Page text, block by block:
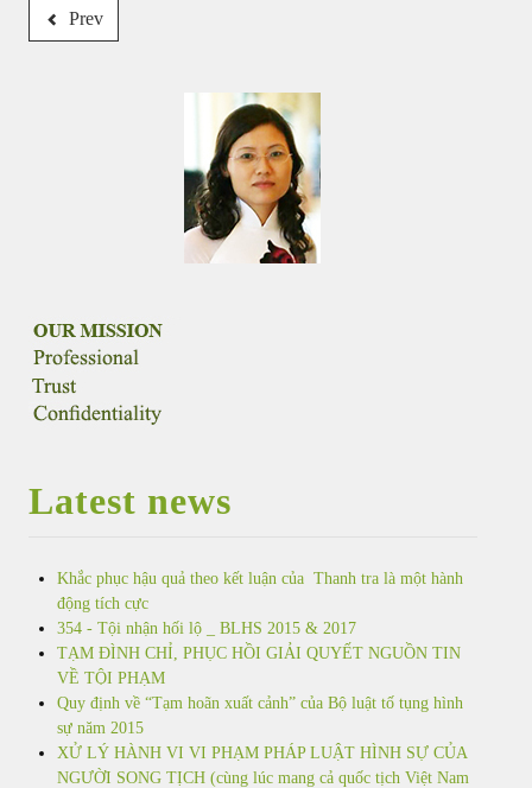
Prev
Latest news
Khắc phục hậu quả theo kết luận của Thanh tra là một hành
động tích cực
354 - Tội nhận hối lộ _ BLHS 2015 & 2017
TẠM ĐÌNH CHỈ, PHỤC HỒI GIẢI QUYẾT NGUỒN TIN
VỀ TỘI PHẠM
Quy định về “Tạm hoãn xuất cảnh” của Bộ luật tố tụng hình
sự năm 2015
XỬ LÝ HÀNH VI VI PHẠM PHÁP LUẬT HÌNH SỰ CỦA
NGƯỜI SONG TỊCH (cùng lúc mang cả quốc tịch Việt Nam